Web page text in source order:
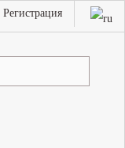
Регистрация